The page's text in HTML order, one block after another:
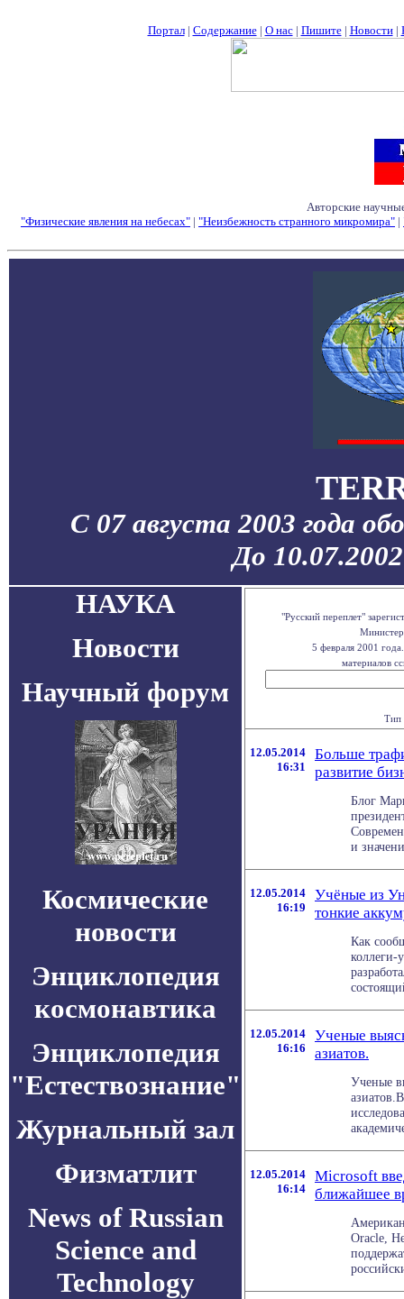
Портал| Содержание| О нас| Пишите| Новости|
Авторские
"Физические явления на небесах" | "Неизбежность странного микромира" |
С 07 августа 2003 года
До
НАУКА
Новости
Научный форум
Космические
новости
Энциклопедия
космонавтика
Энциклопедия
"Естествознание"
Журнальный зал
Физматлит
News of Russian
Science and
Technology
"Русский переплет"
5 февраля 2001
материалов
Тип
12.05.2014
16:31
Больше
развитие
Блог
и
12.05.2014
16:19
Учёные из
тонкие
Как
коллеги-
12.05.2014
16:16
Ученые
азиатов.
Ученые
12.05.2014
16:14
Microsoft
ближайшее
Oracle,